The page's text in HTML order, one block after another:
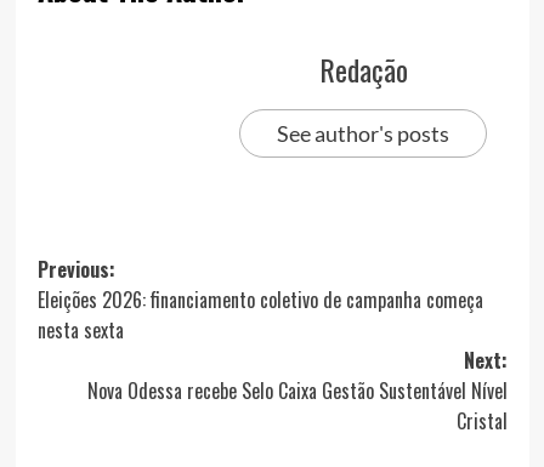
Redação
See author's posts
Post
navigation
Previous:
Eleições 2026: financiamento coletivo de campanha começa
nesta sexta
Next:
Nova Odessa recebe Selo Caixa Gestão Sustentável Nível
Cristal